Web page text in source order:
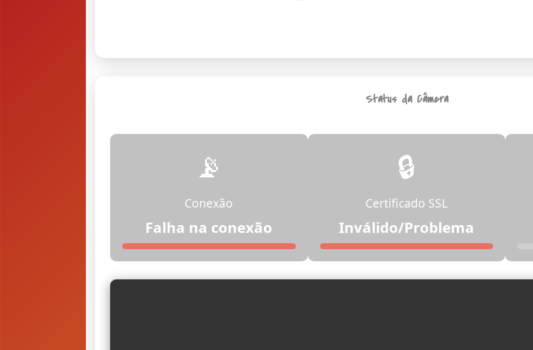
Status da Câmera
📡
Conexão
Falha na conexão
🔒
Certificado SSL
Inválido/Problema